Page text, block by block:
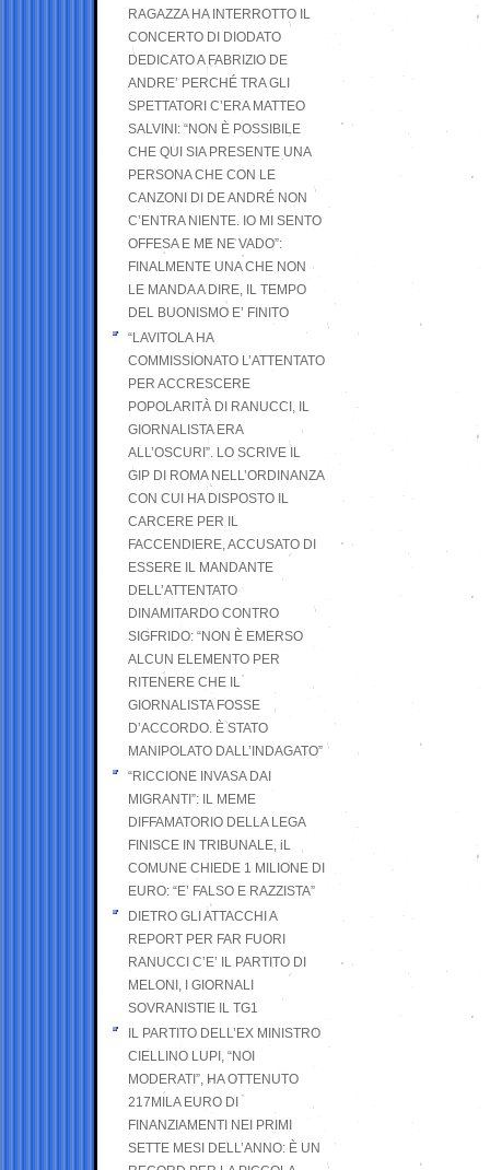
RAGAZZA HA INTERROTTO IL
CONCERTO DI DIODATO
DEDICATO A FABRIZIO DE
ANDRE’ PERCHÉ TRA GLI
SPETTATORI C’ERA MATTEO
SALVINI: “NON È POSSIBILE
CHE QUI SIA PRESENTE UNA
PERSONA CHE CON LE
CANZONI DI DE ANDRÉ NON
C’ENTRA NIENTE. IO MI SENTO
OFFESA E ME NE VADO”:
FINALMENTE UNA CHE NON
LE MANDA A DIRE, IL TEMPO
DEL BUONISMO E’ FINITO
“LAVITOLA HA
COMMISSIONATO L’ATTENTATO
PER ACCRESCERE
POPOLARITÀ DI RANUCCI, IL
GIORNALISTA ERA
ALL’OSCURI”. LO SCRIVE IL
GIP DI ROMA NELL’ORDINANZA
CON CUI HA DISPOSTO IL
CARCERE PER IL
FACCENDIERE, ACCUSATO DI
ESSERE IL MANDANTE
DELL’ATTENTATO
DINAMITARDO CONTRO
SIGFRIDO: “NON È EMERSO
ALCUN ELEMENTO PER
RITENERE CHE IL
GIORNALISTA FOSSE
D’ACCORDO. È STATO
MANIPOLATO DALL’INDAGATO”
“RICCIONE INVASA DAI
MIGRANTI”: IL MEME
DIFFAMATORIO DELLA LEGA
FINISCE IN TRIBUNALE, iL
COMUNE CHIEDE 1 MILIONE DI
EURO: “E’ FALSO E RAZZISTA”
DIETRO GLI ATTACCHI A
REPORT PER FAR FUORI
RANUCCI C’E’ IL PARTITO DI
MELONI, I GIORNALI
SOVRANISTIE IL TG1
IL PARTITO DELL’EX MINISTRO
CIELLINO LUPI, “NOI
MODERATI”, HA OTTENUTO
217MILA EURO DI
FINANZIAMENTI NEI PRIMI
SETTE MESI DELL’ANNO: È UN